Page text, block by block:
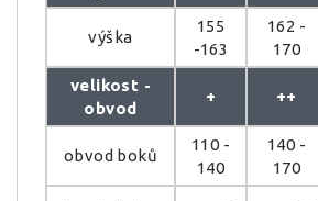
výška
155
-163
162 -
170
velikost -
obvod
+ ++
obvod boků
110 -
140
140 -
170